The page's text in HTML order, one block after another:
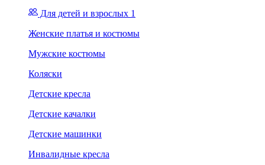
Для детей и взрослых 1
Женские платья и костюмы
Мужские костюмы
Коляски
Детские кресла
Детские качалки
Детские машинки
Инвалидные кресла